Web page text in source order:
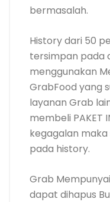
bermasalah.
History dari 50
tersimpan pada
menggunakan
GrabFood yang
layanan Grab
membeli PAKET
kegagalan
pada history.
Grab
dapat dihapus